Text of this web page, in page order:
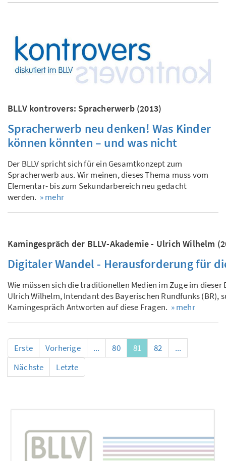
BLLV kontrovers: Spracherwerb (2013)
Spracherwerb neu denken! Was Kinder
können könnten – und was nicht
Der BLLV spricht sich für ein Gesamtkonzept zum
Spracherwerb aus. Wir meinen, dieses Thema muss vom
Elementar- bis zum Sekundarbereich neu gedacht
werden. » mehr
Kamingespräch der BLLV-Akademie - Ulrich Wilhelm
Digitaler Wandel - Herausforderung für
Wie müssen sich die traditionellen Medien im Zuge im
Ulrich Wilhelm, Intendant des Bayerischen Rundfunks (BR),
Kamingespräch Antworten auf diese Fragen. » mehr
Erste Vorherige ... 80 81 82
...
Nächste
Letzte